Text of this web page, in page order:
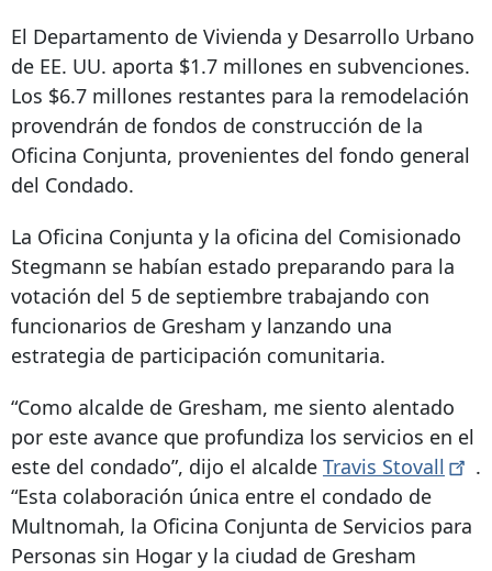
El Departamento de Vivienda y Desarrollo Urbano
de EE. UU. aporta $1.7 millones en subvenciones.
Los $6.7 millones restantes para la remodelación
provendrán de fondos de construcción de la
Oficina Conjunta, provenientes del fondo general
del Condado.
La Oficina Conjunta y la oficina del Comisionado
Stegmann se habían estado preparando para la
votación del 5 de septiembre trabajando con
funcionarios de Gresham y lanzando una
estrategia de participación comunitaria.
“Como alcalde de Gresham, me siento alentado
por este avance que profundiza los servicios en el
este del condado”, dijo el alcalde Travis Stovall
.
“Esta colaboración única entre el condado de
Multnomah, la Oficina Conjunta de Servicios para
Personas sin Hogar y la ciudad de Gresham